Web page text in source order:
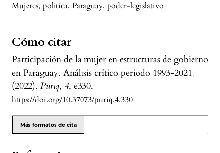
Mujeres, política, Paraguay, poder-legislativo
Cómo citar
Participación de la mujer en estructuras de gobierno
en Paraguay. Análisis crítico periodo 1993-2021.
(2022). Puriq, 4, e330.
https://doi.org/10.37073/puriq.4.330
Más formatos de cita